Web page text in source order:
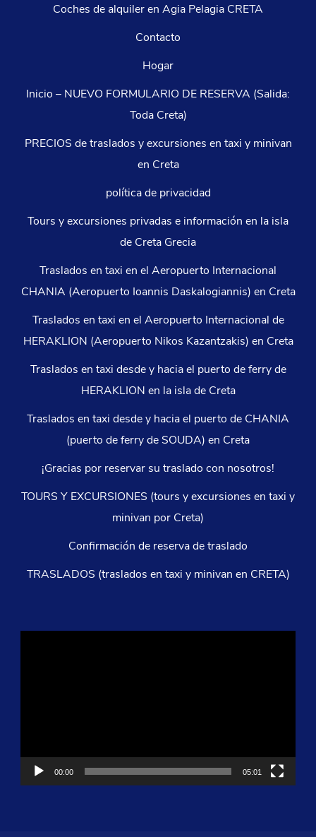
Coches de alquiler en Agia Pelagia CRETA
Contacto
Hogar
Inicio – NUEVO FORMULARIO DE RESERVA (Salida:
Toda Creta)
PRECIOS de traslados y excursiones en taxi y minivan
en Creta
política de privacidad
Tours y excursiones privadas e información en la isla
de Creta Grecia
Traslados en taxi en el Aeropuerto Internacional
CHANIA (Aeropuerto Ioannis Daskalogiannis) en Creta
Traslados en taxi en el Aeropuerto Internacional de
HERAKLION (Aeropuerto Nikos Kazantzakis) en Creta
Traslados en taxi desde y hacia el puerto de ferry de
HERAKLION en la isla de Creta
Traslados en taxi desde y hacia el puerto de CHANIA
(puerto de ferry de SOUDA) en Creta
¡Gracias por reservar su traslado con nosotros!
TOURS Y EXCURSIONES (tours y excursiones en taxi y
minivan por Creta)
Confirmación de reserva de traslado
TRASLADOS (traslados en taxi y minivan en CRETA)
00:00 05:01